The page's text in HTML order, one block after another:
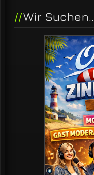
Wir Suchen..